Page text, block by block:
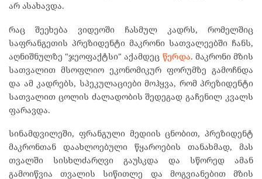
არ ასახავდა.
რაც შეეხება ვიდეოში ჩასმულ კადრს, რომელშიც
საფრანგეთის პრეზიდენტი მაკრონი სათვალეებში ჩანს,
აღნიშნულზე "ჯეოფაქტსი" აქამდეც წერდა. მაკრონი მზის
სათვალით მსოფლიო ეკონომიკურ ფორუმზე გამოჩნდა
და ამ კადრებს, სპეკულაციები მოჰყვა, რომ პრეზიდენტი
სათვალით ცოლის ძალადობის შედეგად გაჩენილ კვალს
ფარავდა.
სინამდვილეში, ფრანგული მედიის ცნობით, პრეზიდენტ
მაკრონთან დაახლოებული წყაროების თანახმად, მას
თვალში სისხლძარღვი გაუსკდა და სწორედ ამან
გამოიწვია თვალის სიწითლე და მოგვიანებით მზის